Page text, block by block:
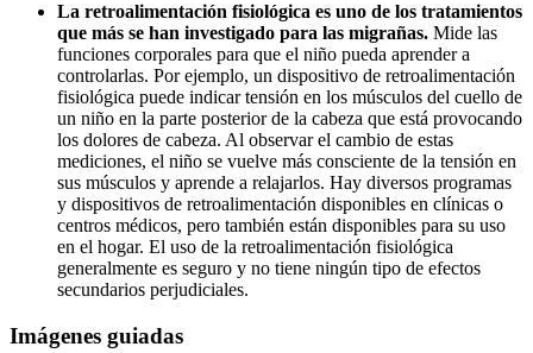
La retroalimentación fisiológica es uno de los tratamientos
que más se han investigado para las migrañas. Mide las
funciones corporales para que el niño pueda aprender a
controlarlas. Por ejemplo, un dispositivo de retroalimentación
fisiológica puede indicar tensión en los músculos del cuello de
un niño en la parte posterior de la cabeza que está provocando
los dolores de cabeza. Al observar el cambio de estas
mediciones, el niño se vuelve más consciente de la tensión en
sus músculos y aprende a relajarlos. Hay diversos programas
y dispositivos de retroalimentación disponibles en clínicas o
centros médicos, pero también están disponibles para su uso
en el hogar. El uso de la retroalimentación fisiológica
generalmente es seguro y no tiene ningún tipo de efectos
secundarios perjudiciales.
Imágenes guiadas